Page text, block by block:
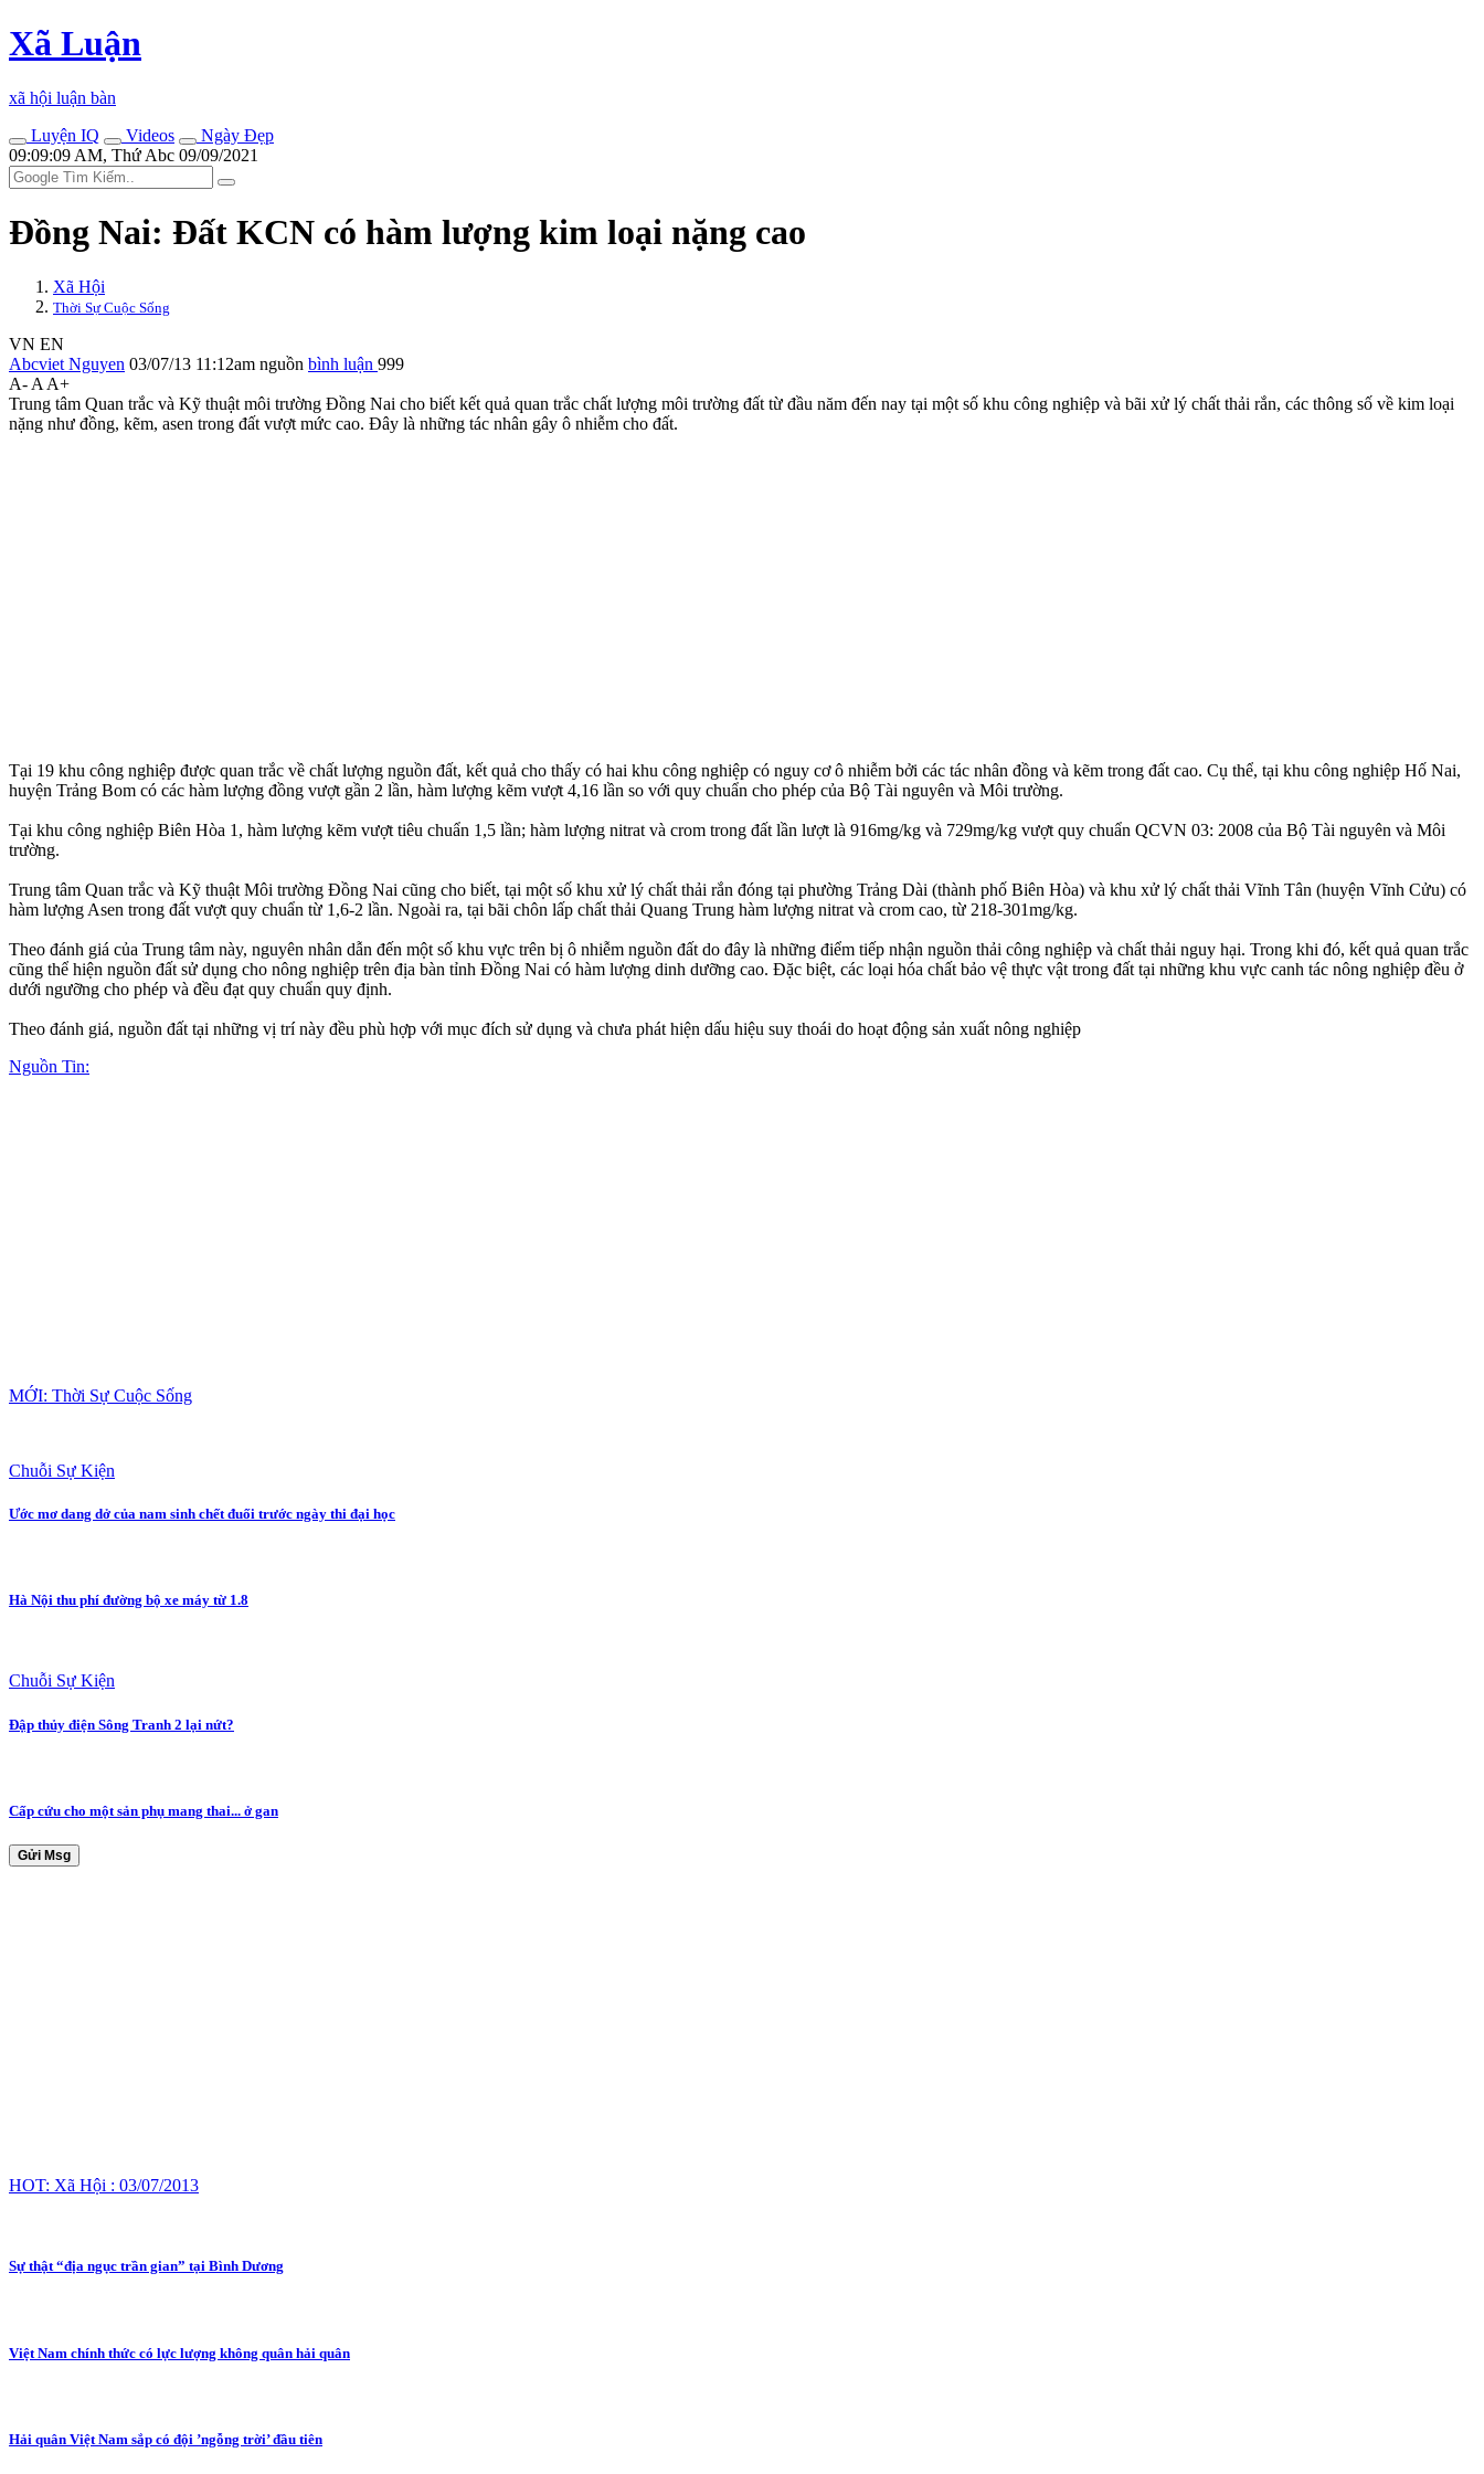
Xã Luận
xã hội luận bàn
Luyện IQ
Videos
Ngày Đẹp
09:09:09 AM, Thứ Abc 09/09/2021
Đồng Nai: Đất KCN có hàm lượng kim loại nặng cao
Xã Hội
Thời Sự Cuộc Sống
VN EN
Abcviet Nguyen 03/07/13 11:12am nguồn bình luận 999
A- A A+
Trung tâm Quan trắc và Kỹ thuật môi trường Đồng Nai cho biết kết quả quan trắc chất lượng môi trường đất từ đầu năm đến nay tại một số khu công nghiệp và bãi xử lý chất thải rắn, các thông số về kim loại
nặng như đồng, kẽm, asen trong đất vượt mức cao. Đây là những tác nhân gây ô nhiễm cho đất.
Tại 19 khu công nghiệp được quan trắc về chất lượng nguồn đất, kết quả cho thấy có hai khu công nghiệp có nguy cơ ô nhiễm bởi các tác nhân đồng và kẽm trong đất cao. Cụ thể, tại khu công nghiệp Hố Nai,
huyện Trảng Bom có các hàm lượng đồng vượt gần 2 lần, hàm lượng kẽm vượt 4,16 lần so với quy chuẩn cho phép của Bộ Tài nguyên và Môi trường.
Tại khu công nghiệp Biên Hòa 1, hàm lượng kẽm vượt tiêu chuẩn 1,5 lần; hàm lượng nitrat và crom trong đất lần lượt là 916mg/kg và 729mg/kg vượt quy chuẩn QCVN 03: 2008 của Bộ Tài nguyên và Môi
trường.
Trung tâm Quan trắc và Kỹ thuật Môi trường Đồng Nai cũng cho biết, tại một số khu xử lý chất thải rắn đóng tại phường Trảng Dài (thành phố Biên Hòa) và khu xử lý chất thải Vĩnh Tân (huyện Vĩnh Cửu) có
hàm lượng Asen trong đất vượt quy chuẩn từ 1,6-2 lần. Ngoài ra, tại bãi chôn lấp chất thải Quang Trung hàm lượng nitrat và crom cao, từ 218-301mg/kg.
Theo đánh giá của Trung tâm này, nguyên nhân dẫn đến một số khu vực trên bị ô nhiễm nguồn đất do đây là những điểm tiếp nhận nguồn thải công nghiệp và chất thải nguy hại. Trong khi đó, kết quả quan trắc
cũng thể hiện nguồn đất sử dụng cho nông nghiệp trên địa bàn tỉnh Đồng Nai có hàm lượng dinh dưỡng cao. Đặc biệt, các loại hó‌a chấ‌t bảo vệ thực vật trong đất tại những khu vực canh tác nông nghiệp đều ở
dưới ngưỡng cho phép và đều đạt quy chuẩn quy định.
Theo đánh giá, nguồn đất tại những vị trí này đều phù hợp với mục đích sử dụng và chưa phát hiện dấu hiệu suy thoái do hoạt động sản xuất nông nghiệp
Nguồn Tin:
MỚI: Thời Sự Cuộc Sống
Chuỗi Sự Kiện
Ước mơ dang dở của nam sinh chết đuối trước ngày thi đại học
Hà Nội thu phí đường bộ xe máy từ 1.8
Chuỗi Sự Kiện
Đập thủy điện Sông Tranh 2 lại nứt?
Cấp cứu cho một sản phụ mang thai... ở gan
Gửi Msg
HOT: Xã Hội : 03/07/2013
Sự thật “địa ngục trần gian” tại Bình Dương
Việt Nam chính thức có lực lượng không quân hải quân
Hải quân Việt Nam sắp có đội ’ngỗng trời’ đầu tiên